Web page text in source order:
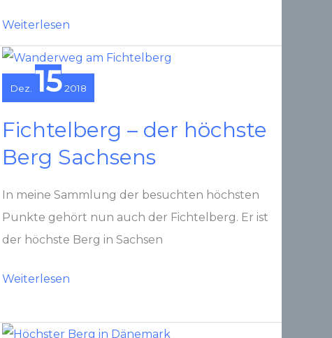
Kneiff
Weiterlesen
Dez. 15 2018
Fichtelberg – der höchste
Berg Sachsens
In meine Sammlung der besuchten höchsten
Punkte gehört nun auch der Fichtelberg. Er ist
der höchste Berg in Sachsen
Fichtelberg
der
Weiterlesen